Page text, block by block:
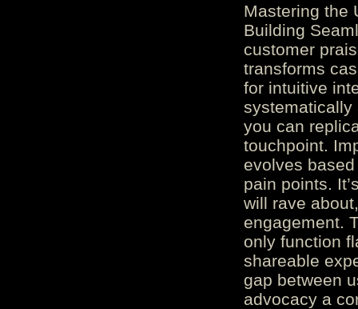
Mastering the
Building
customer
transforms
for intuitive
systematically
you can
touchpoint.
evolves
pain points.
will rave
engagement.
only function
shareable
gap between
advocacy a